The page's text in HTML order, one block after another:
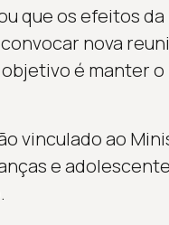
que os efeitos
nova
é manter
vinculado ao
e